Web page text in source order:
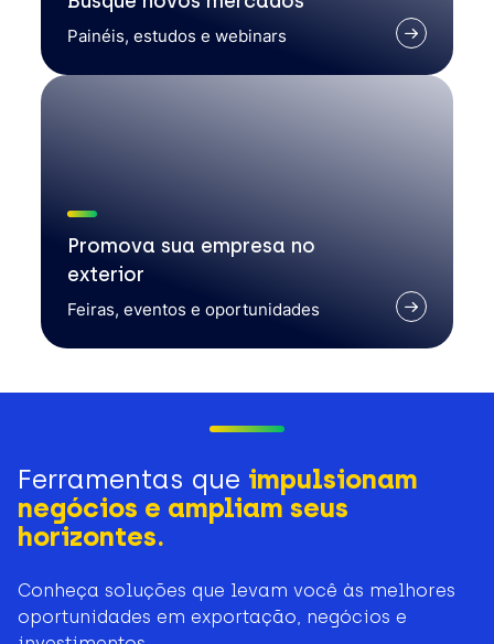
Painéis, estudos e webinars
Promova sua empresa no
exterior
Feiras, eventos e oportunidades
Ferramentas que impulsionam
negócios e ampliam seus
horizontes.
Conheça soluções que levam você às melhores
oportunidades em exportação, negócios e